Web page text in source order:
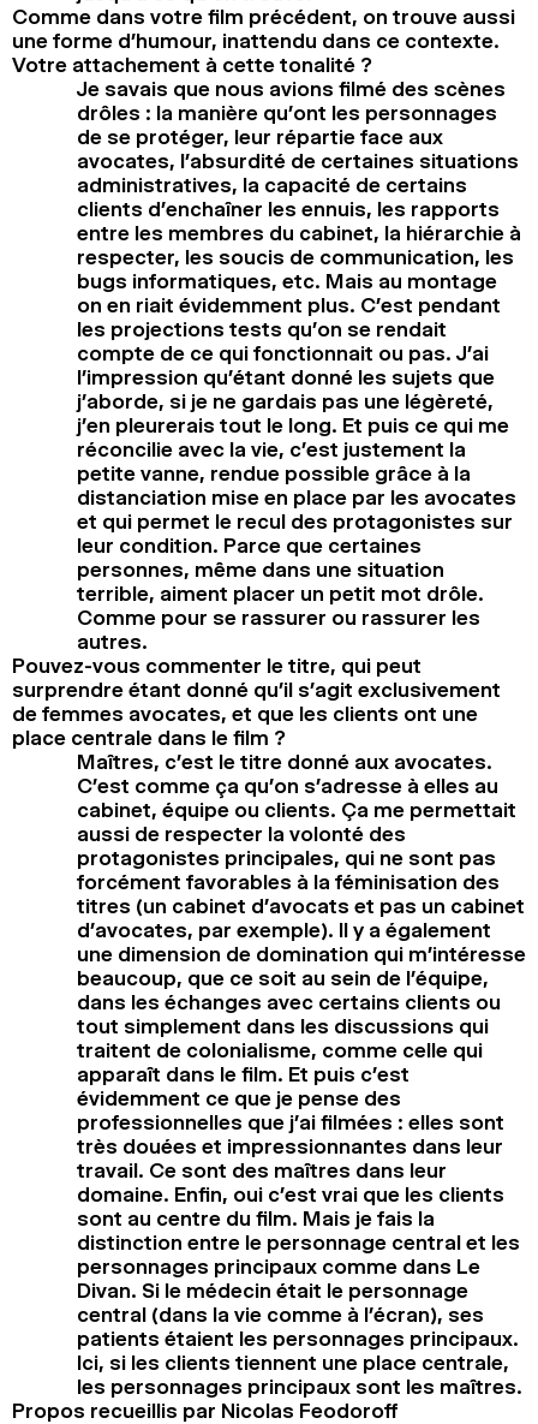
Comme dans votre film précédent, on trouve aussi
une forme d’humour, inattendu dans ce contexte.
Votre attachement à cette tonalité ?
Je savais que nous avions filmé des scènes
drôles : la manière qu’ont les personnages
de se protéger, leur répartie face aux
avocates, l’absurdité de certaines situations
administratives, la capacité de certains
clients d’enchaîner les ennuis, les rapports
entre les membres du cabinet, la hiérarchie à
respecter, les soucis de communication, les
bugs informatiques, etc. Mais au montage
on en riait évidemment plus. C’est pendant
les projections tests qu’on se rendait
compte de ce qui fonctionnait ou pas. J’ai
l’impression qu’étant donné les sujets que
j’aborde, si je ne gardais pas une légèreté,
j’en pleurerais tout le long. Et puis ce qui me
réconcilie avec la vie, c’est justement la
petite vanne, rendue possible grâce à la
distanciation mise en place par les avocates
et qui permet le recul des protagonistes sur
leur condition. Parce que certaines
personnes, même dans une situation
terrible, aiment placer un petit mot drôle.
Comme pour se rassurer ou rassurer les
autres.
Pouvez-vous commenter le titre, qui peut
surprendre étant donné qu’il s’agit exclusivement
de femmes avocates, et que les clients ont une
place centrale dans le film ?
Maîtres, c’est le titre donné aux avocates.
C’est comme ça qu’on s’adresse à elles au
cabinet, équipe ou clients. Ça me permettait
aussi de respecter la volonté des
protagonistes principales, qui ne sont pas
forcément favorables à la féminisation des
titres (un cabinet d’avocats et pas un cabinet
d’avocates, par exemple). Il y a également
une dimension de domination qui m’intéresse
beaucoup, que ce soit au sein de l’équipe,
dans les échanges avec certains clients ou
tout simplement dans les discussions qui
traitent de colonialisme, comme celle qui
apparaît dans le film. Et puis c’est
évidemment ce que je pense des
professionnelles que j’ai filmées : elles sont
très douées et impressionnantes dans leur
travail. Ce sont des maîtres dans leur
domaine. Enfin, oui c’est vrai que les clients
sont au centre du film. Mais je fais la
distinction entre le personnage central et les
personnages principaux comme dans Le
Divan. Si le médecin était le personnage
central (dans la vie comme à l’écran), ses
patients étaient les personnages principaux.
Ici, si les clients tiennent une place centrale,
les personnages principaux sont les maîtres.
Propos recueillis par Nicolas Feodoroff